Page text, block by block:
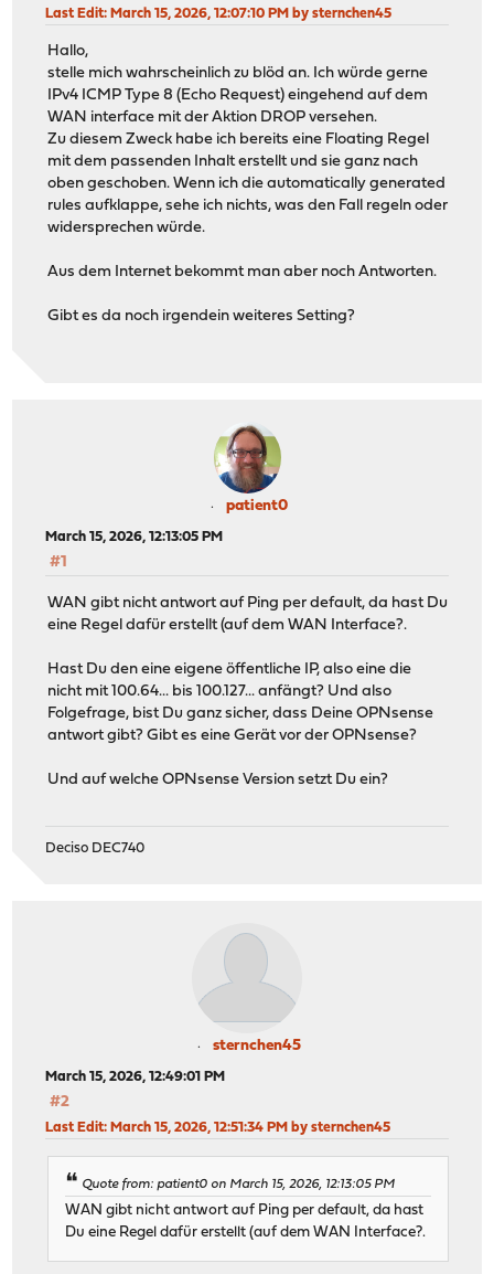
Last Edit: March 15, 2026, 12:07:10 PM by sternchen45
Hallo,
stelle mich wahrscheinlich zu blöd an. Ich würde gerne
IPv4 ICMP Type 8 (Echo Request) eingehend auf dem
WAN interface mit der Aktion DROP versehen.
Zu diesem Zweck habe ich bereits eine Floating Regel
mit dem passenden Inhalt erstellt und sie ganz nach
oben geschoben. Wenn ich die automatically generated
rules aufklappe, sehe ich nichts, was den Fall regeln oder
widersprechen würde.
Aus dem Internet bekommt man aber noch Antworten.
Gibt es da noch irgendein weiteres Setting?
patient0
March 15, 2026, 12:13:05 PM
#1
WAN gibt nicht antwort auf Ping per default, da hast Du
eine Regel dafür erstellt (auf dem WAN Interface?.
Hast Du den eine eigene öffentliche IP, also eine die
nicht mit 100.64... bis 100.127... anfängt? Und also
Folgefrage, bist Du ganz sicher, dass Deine OPNsense
antwort gibt? Gibt es eine Gerät vor der OPNsense?
Und auf welche OPNsense Version setzt Du ein?
Deciso DEC740
sternchen45
March 15, 2026, 12:49:01 PM
#2
Last Edit: March 15, 2026, 12:51:34 PM by sternchen45
Quote from: patient0 on March 15, 2026, 12:13:05 PM
WAN gibt nicht antwort auf Ping per default, da hast
Du eine Regel dafür erstellt (auf dem WAN Interface?.